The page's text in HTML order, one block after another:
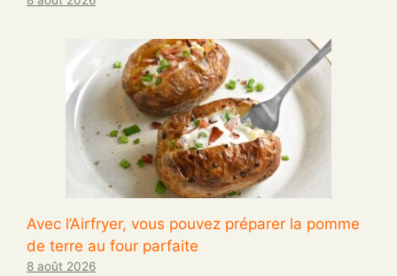
Avec l’Airfryer, vous pouvez préparer la pomme
de terre au four parfaite
8 août 2026